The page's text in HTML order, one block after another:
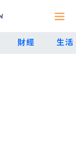
財經 生活